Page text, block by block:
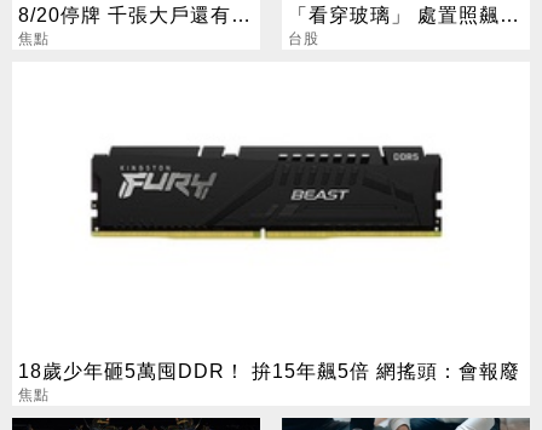
8/20停牌 千張大戶還有
252人
焦點
「看穿玻璃」 處置照飆2
漲停
台股
18歲少年砸5萬囤DDR！ 拚15年飆5倍 網搖頭：會報廢
焦點